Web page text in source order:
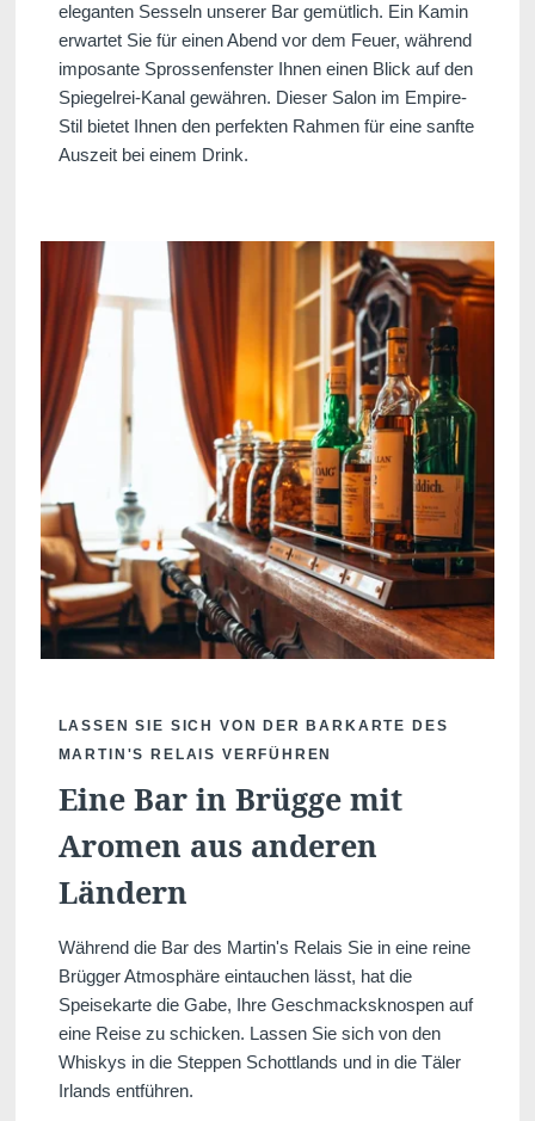
eleganten Sesseln unserer Bar gemütlich. Ein Kamin
erwartet Sie für einen Abend vor dem Feuer, während
imposante Sprossenfenster Ihnen einen Blick auf den
Spiegelrei-Kanal gewähren. Dieser Salon im Empire-
Stil bietet Ihnen den perfekten Rahmen für eine sanfte
Auszeit bei einem Drink.
LASSEN SIE SICH VON DER BARKARTE DES
MARTIN'S RELAIS VERFÜHREN
Eine Bar in Brügge mit
Aromen aus anderen
Ländern
Während die Bar des Martin's Relais Sie in eine reine
Brügger Atmosphäre eintauchen lässt, hat die
Speisekarte die Gabe, Ihre Geschmacksknospen auf
eine Reise zu schicken. Lassen Sie sich von den
Whiskys in die Steppen Schottlands und in die Täler
Irlands entführen.